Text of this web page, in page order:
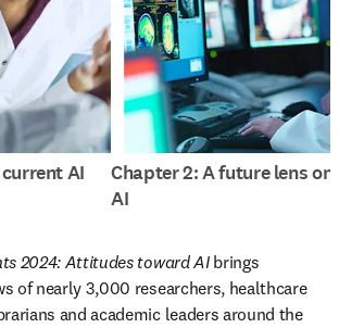
AI
Chapter 2: A future lens on
AI
2024: Attitudes toward AI brings
of nearly 3,000 researchers, healthcare
and academic leaders around the